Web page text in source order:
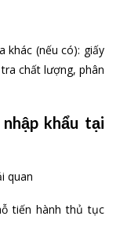
khác (nếu có): giấy
chất lượng, phân
khẩu tại
quan
tiến hành thủ tục